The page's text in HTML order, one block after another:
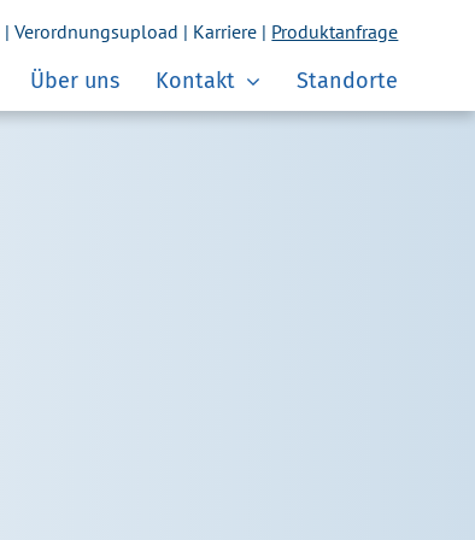
|Verordnungsupload | Karriere | Produktanfrage
Über uns Kontakt Standorte